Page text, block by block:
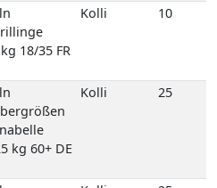
18/35 FR
Kolli 10
kg 60+ DE
Kolli 25